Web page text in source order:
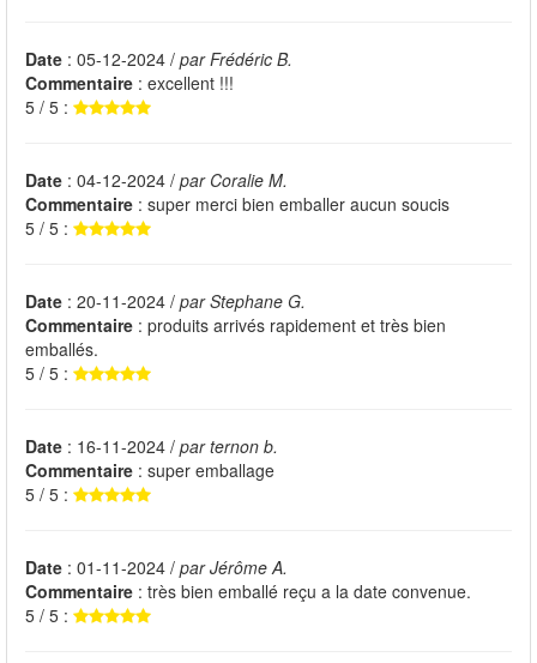
Date : 05-12-2024 / par Frédéric B.
Commentaire : excellent !!!
5 / 5 :
Date : 04-12-2024 / par Coralie M.
Commentaire : super merci bien emballer aucun soucis
5 / 5 :
Date : 20-11-2024 / par Stephane G.
Commentaire : produits arrivés rapidement et très bien
emballés.
5 / 5 :
Date : 16-11-2024 / par ternon b.
Commentaire : super emballage
5 / 5 :
Date : 01-11-2024 / par Jérôme A.
Commentaire : très bien emballé reçu a la date convenue.
5 / 5 :